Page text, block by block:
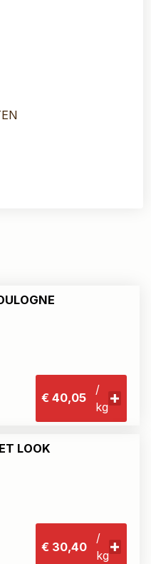
€ 40,05
/
kg
LOOK
€ 30,40
/
kg